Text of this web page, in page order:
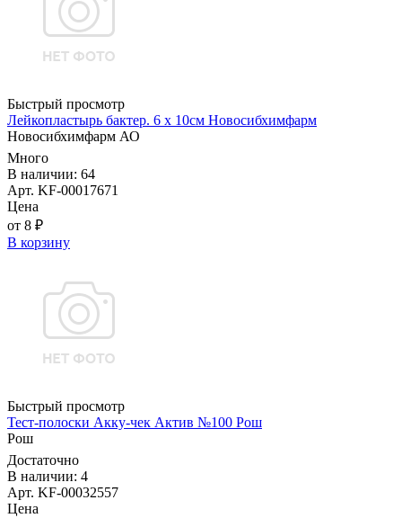
Быстрый просмотр
Лейкопластырь бактер. 6 х 10см Новосибхимфарм
Новосибхимфарм АО
Много
В наличии: 64
Арт. KF-00017671
Цена
от 8 ₽
В корзину
Быстрый просмотр
Тест-полоски Акку-чек Актив №100 Рош
Рош
Достаточно
В наличии: 4
Арт. KF-00032557
Цена